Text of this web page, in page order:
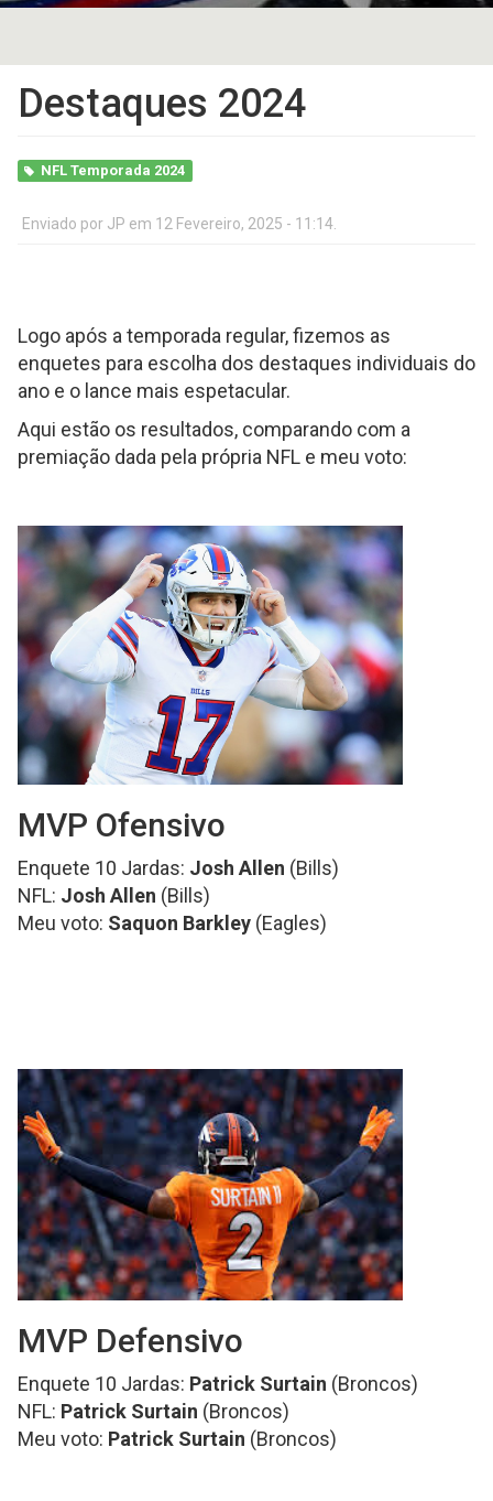
Destaques 2024
NFL Temporada 2024
Enviado por JP em 12 Fevereiro, 2025 - 11:14.
Logo após a temporada regular, fizemos as
enquetes para escolha dos destaques individuais do
ano e o lance mais espetacular.
Aqui estão os resultados, comparando com a
premiação dada pela própria NFL e meu voto:
MVP Ofensivo
Enquete 10 Jardas: Josh Allen (Bills)
NFL: Josh Allen (Bills)
Meu voto: Saquon Barkley (Eagles)
MVP Defensivo
Enquete 10 Jardas: Patrick Surtain (Broncos)
NFL: Patrick Surtain (Broncos)
Meu voto: Patrick Surtain (Broncos)